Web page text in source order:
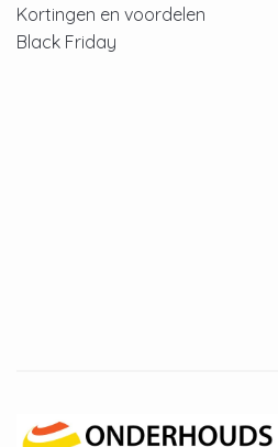
Kortingen en voordelen
Black Friday